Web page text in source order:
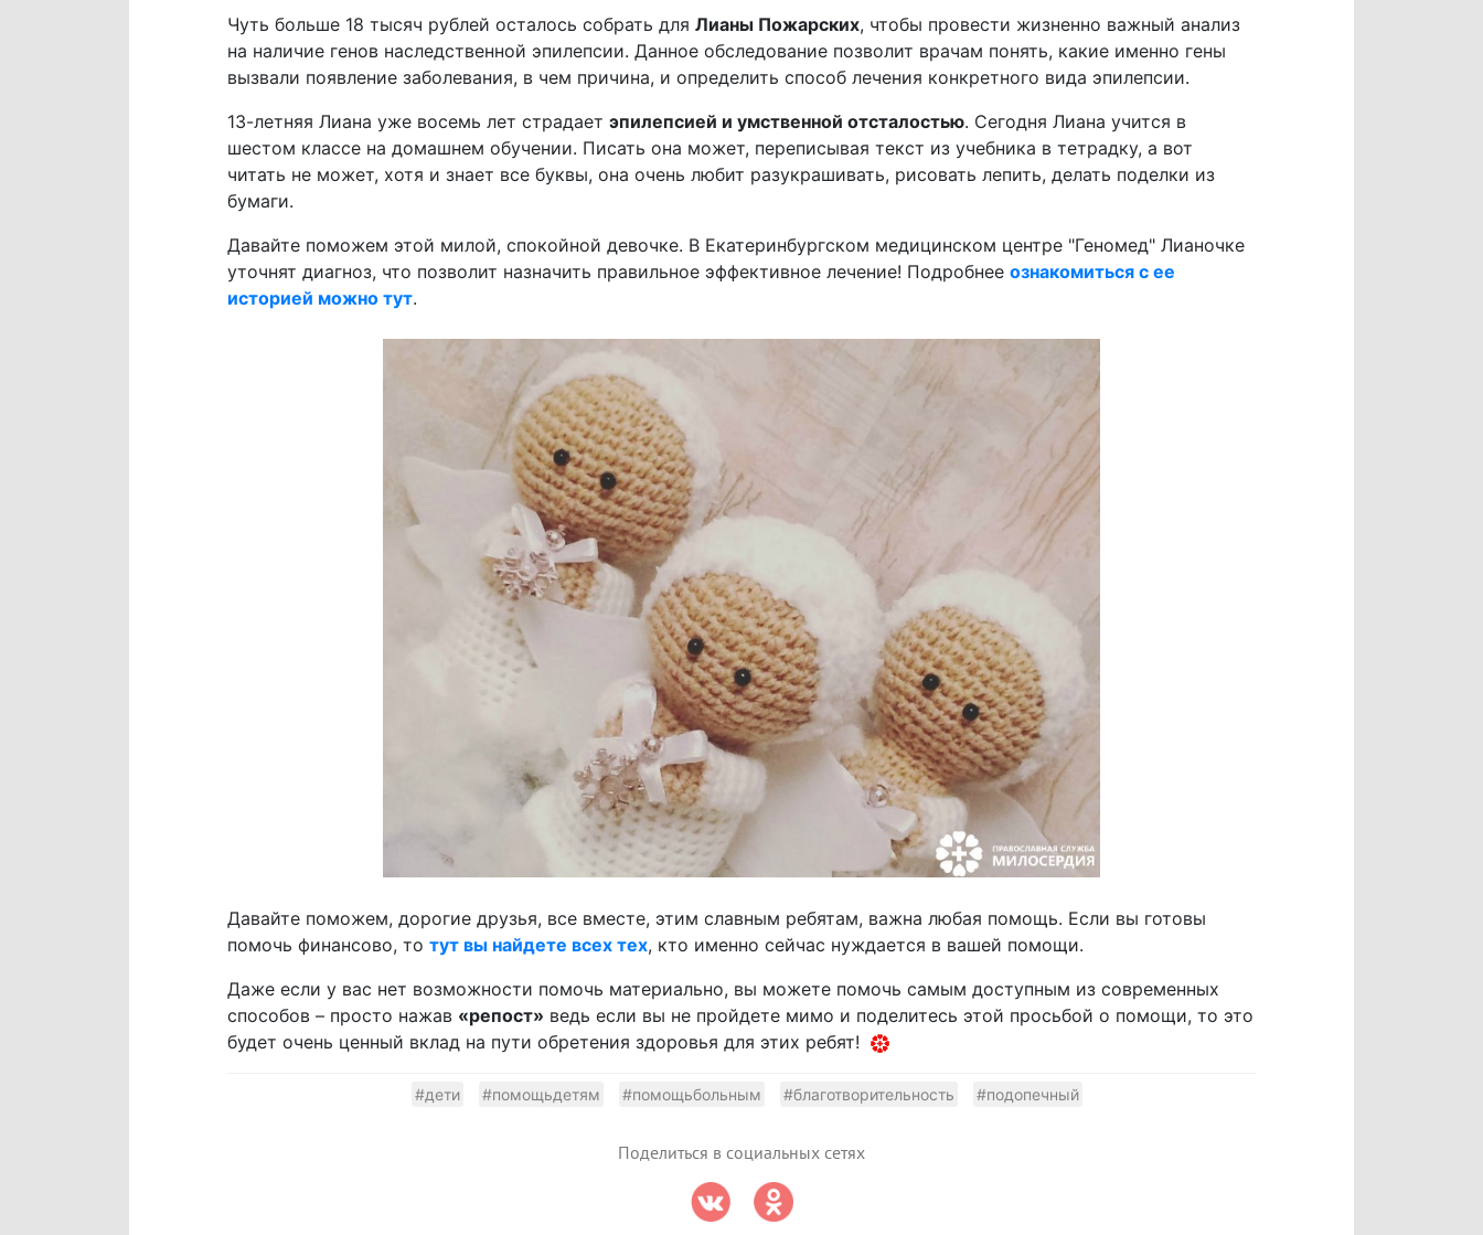
Чуть больше 18 тысяч рублей осталось собрать для Лианы Пожарских, чтобы провести жизненно важный анализ
на наличие генов наследственной эпилепсии. Данное обследование позволит врачам понять, какие именно гены
вызвали появление заболевания, в чем причина, и определить способ лечения конкретного вида эпилепсии.
13-летняя Лиана уже восемь лет страдает эпилепсией и умственной отсталостью. Сегодня Лиана учится в
шестом классе на домашнем обучении. Писать она может, переписывая текст из учебника в тетрадку, а вот
читать не может, хотя и знает все буквы, она очень любит разукрашивать, рисовать лепить, делать поделки из
бумаги.
Давайте поможем этой милой, спокойной девочке. В Екатеринбургском медицинском центре "Геномед" Лианочке
уточнят диагноз, что позволит назначить правильное эффективное лечение! Подробнее ознакомиться с ее
историей можно тут.
Давайте поможем, дорогие друзья, все вместе, этим славным ребятам, важна любая помощь. Если вы готовы
помочь финансово, то тут вы найдете всех тех, кто именно сейчас нуждается в вашей помощи.
Даже если у вас нет возможности помочь материально, вы можете помочь самым доступным из современных
способов – просто нажав «репост» ведь если вы не пройдете мимо и поделитесь этой просьбой о помощи, то это
будет очень ценный вклад на пути обретения здоровья для этих ребят!
#дети #помощьдетям #помощьбольным #благотворительность #подопечный
Поделиться в социальных сетях